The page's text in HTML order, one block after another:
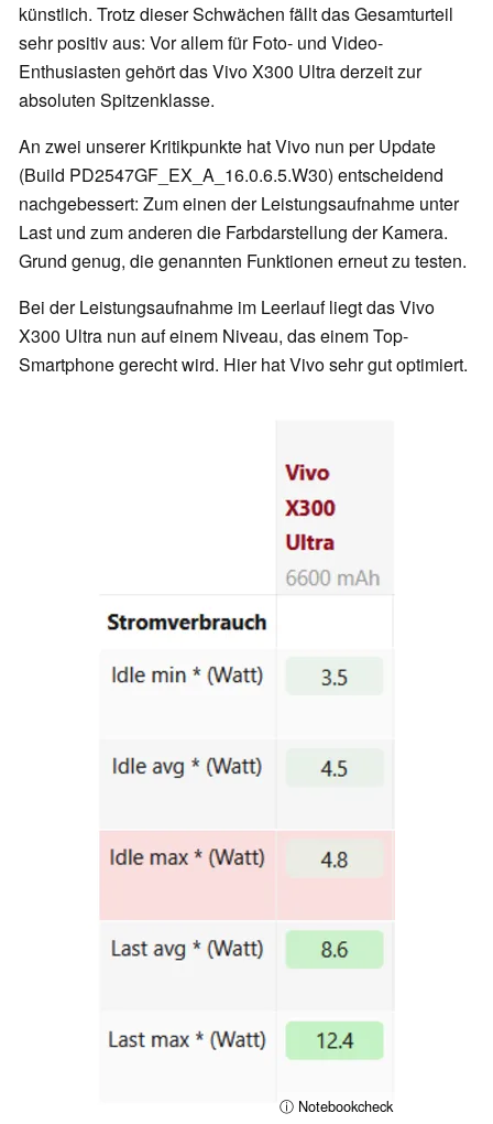
künstlich. Trotz dieser Schwächen fällt das Gesamturteil
sehr positiv aus: Vor allem für Foto- und Video-
Enthusiasten gehört das Vivo X300 Ultra derzeit zur
absoluten Spitzenklasse.
An zwei unserer Kritikpunkte hat Vivo nun per Update
(Build PD2547GF_EX_A_16.0.6.5.W30) entscheidend
nachgebessert: Zum einen der Leistungsaufnahme unter
Last und zum anderen die Farbdarstellung der Kamera.
Grund genug, die genannten Funktionen erneut zu testen.
Bei der Leistungsaufnahme im Leerlauf liegt das Vivo
X300 Ultra nun auf einem Niveau, das einem Top-
Smartphone gerecht wird. Hier hat Vivo sehr gut optimiert.
ⓘ Notebookcheck